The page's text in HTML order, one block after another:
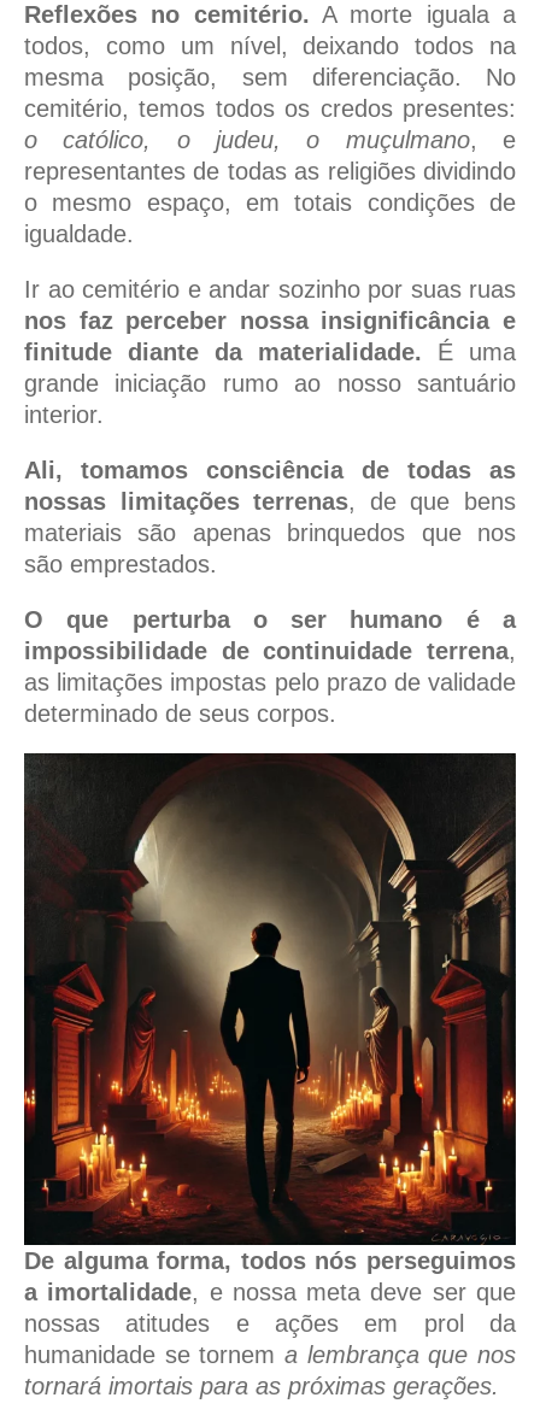
Reflexões no cemitério. A morte iguala a
todos, como um nível, deixando todos na
mesma posição, sem diferenciação. No
cemitério, temos todos os credos presentes:
o católico, o judeu, o muçulmano, e
representantes de todas as religiões dividindo
o mesmo espaço, em totais condições de
igualdade.
Ir ao cemitério e andar sozinho por suas ruas
nos faz perceber nossa insignificância e
finitude diante da materialidade. É uma
grande iniciação rumo ao nosso santuário
interior.
Ali, tomamos consciência de todas as
nossas limitações terrenas, de que bens
materiais são apenas brinquedos que nos
são emprestados.
O que perturba o ser humano é a
impossibilidade de continuidade terrena,
as limitações impostas pelo prazo de validade
determinado de seus corpos.
De alguma forma, todos nós perseguimos
a imortalidade, e nossa meta deve ser que
nossas atitudes e ações em prol da
humanidade se tornem a lembrança que nos
tornará imortais para as próximas gerações.